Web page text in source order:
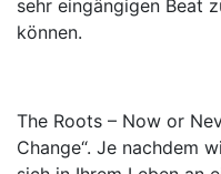
sehr eingängigen Beat
können.
The Roots – Now or
Change“. Je nachdem